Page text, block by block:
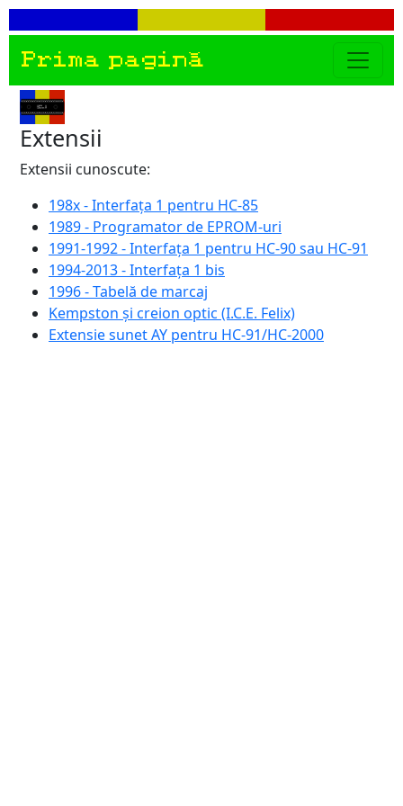
Prima pagină
Extensii
Extensii cunoscute:
198x - Interfața 1 pentru HC-85
1989 - Programator de EPROM-uri
1991-1992 - Interfața 1 pentru HC-90 sau HC-91
1994-2013 - Interfața 1 bis
1996 - Tabelă de marcaj
Kempston și creion optic (I.C.E. Felix)
Extensie sunet AY pentru HC-91/HC-2000